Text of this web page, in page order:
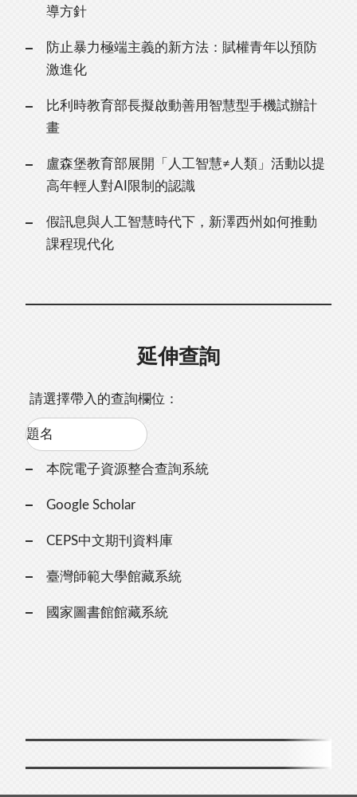
導方針
防止暴力極端主義的新方法：賦權青年以預防
激進化
比利時教育部長擬啟動善用智慧型手機試辦計
畫
盧森堡教育部展開「人工智慧≠人類」活動以提
高年輕人對AI限制的認識
假訊息與人工智慧時代下，新澤西州如何推動
課程現代化
延伸查詢
請選擇帶入的查詢欄位：
本院電子資源整合查詢系統
Google Scholar
CEPS中文期刊資料庫
臺灣師範大學館藏系統
國家圖書館館藏系統